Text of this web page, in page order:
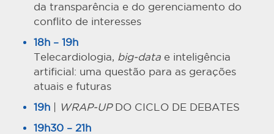
da transparência e do gerenciamento do
conflito de interesses
18h – 19h
Telecardiologia, big-data e inteligência
artificial: uma questão para as gerações
atuais e futuras
19h
WRAP-UPDO CICLO DE DEBATES
19h30 – 21h